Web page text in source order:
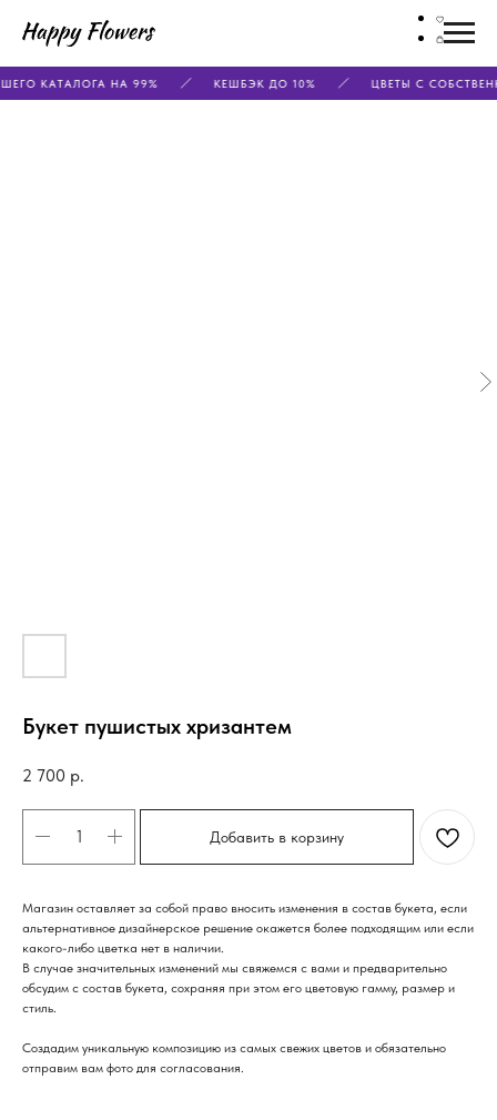
КАТАЛОГА НА 99% КЕШБЭК ДО 10% ЦВЕТЫ С
Букет пушистых хризантем
2 700 р.
Добавить в корзину
Магазин оставляет за собой право вносить изменения в состав букета, если
альтернативное дизайнерское решение окажется более подходящим или если
какого-либо цветка нет в наличии.
В случае значительных изменений мы свяжемся с вами и предварительно
обсудим с состав букета, сохраняя при этом его цветовую гамму, размер и
стиль.
Создадим уникальную композицию из самых свежих цветов и обязательно
отправим вам фото для согласования.